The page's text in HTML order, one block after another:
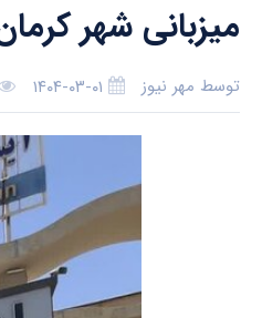
میزبانی شهر
توسط مهر نیوز ۱۴۰۴-۰۳-۰۱